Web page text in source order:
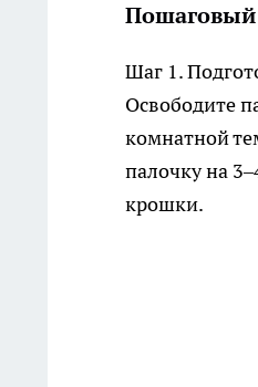
Пошаговый
Шаг 1.
Освободите
комнатной
палочку на
крошки.